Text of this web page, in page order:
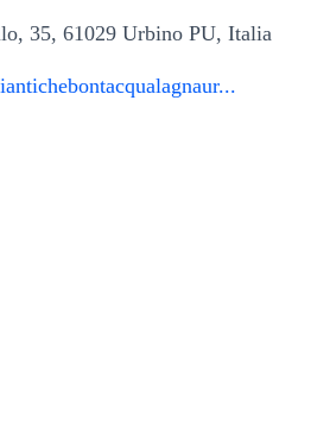
35, 61029 Urbino PU, Italia